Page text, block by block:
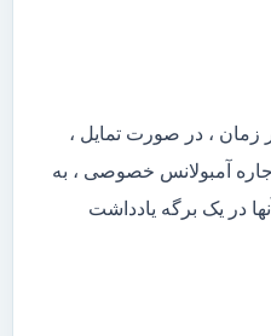
، در صورت تمایل ،
آمبولانس خصوصی ، به
در یک برگه یادداشت